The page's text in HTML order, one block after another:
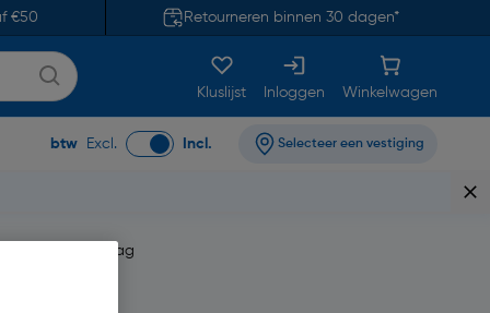
€50 Retourneren binnen 30 dagen*
Kluslijst Inloggen Winkelwagen
btw Excl. Incl. Selecteer een vestiging
met antikalklaag